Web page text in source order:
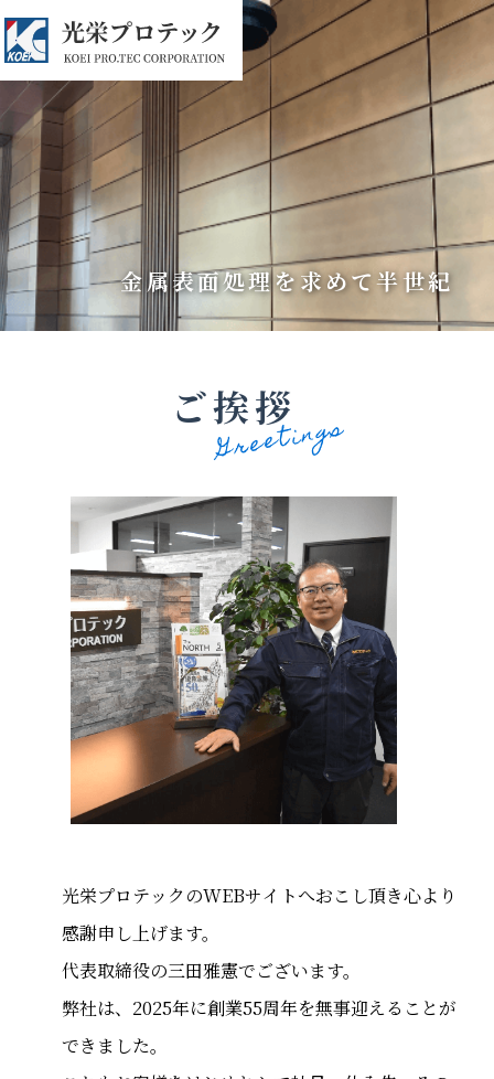
金属表面処理を求めて半世紀
ご挨拶
光栄プロテックのWEBサイトへおこし頂き心より
感謝申し上げます。
代表取締役の三田雅憲でございます。
弊社は、2025年に創業55周年を無事迎えることが
できました。